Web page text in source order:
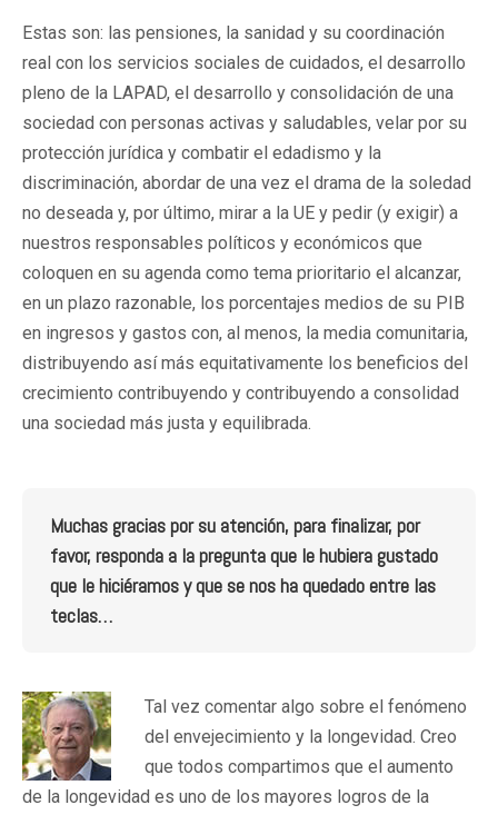
Estas son: las pensiones, la sanidad y su coordinación
real con los servicios sociales de cuidados, el desarrollo
pleno de la LAPAD, el desarrollo y consolidación de una
sociedad con personas activas y saludables, velar por su
protección jurídica y combatir el edadismo y la
discriminación, abordar de una vez el drama de la soledad
no deseada y, por último, mirar a la UE y pedir (y exigir) a
nuestros responsables políticos y económicos que
coloquen en su agenda como tema prioritario el alcanzar,
en un plazo razonable, los porcentajes medios de su PIB
en ingresos y gastos con, al menos, la media comunitaria,
distribuyendo así más equitativamente los beneficios del
crecimiento contribuyendo y contribuyendo a consolidad
una sociedad más justa y equilibrada.
Muchas gracias por su atención, para finalizar, por
favor, responda a la pregunta que le hubiera gustado
que le hiciéramos y que se nos ha quedado entre las
teclas…
Tal vez comentar algo sobre el fenómeno
del envejecimiento y la longevidad. Creo
que todos compartimos que el aumento
de la longevidad es uno de los mayores logros de la